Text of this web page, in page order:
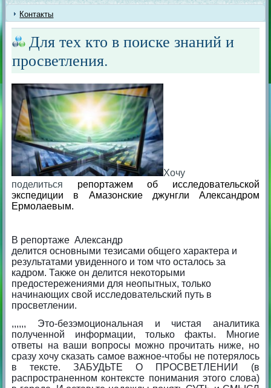
Контакты
Для тех кто в поиске знаний и
просветления.
Хочу
поделиться репортажем об исследовательской
экспедиции в Амазонские джунгли Александром
Ермолаевым.
В репортажеАлександр
делится основными тезисами общего характера и
результатами увиденного и том что осталось за
кадром. Также он делится некоторыми
предостережениями для неопытных, только
начинающих свой исследовательский путь в
просветлении.
,,,,,, Это-безэмоциональная и чистая аналитика
полученной информации, только факты. Многие
ответы на ваши вопросы можно прочитать ниже, но
сразу хочу сказать самое важное-чтобы не потерялось
в тексте.ЗАБУДЬТЕ О ПРОСВЕТЛЕНИИ (в
распространенном контексте понимания этого слова)